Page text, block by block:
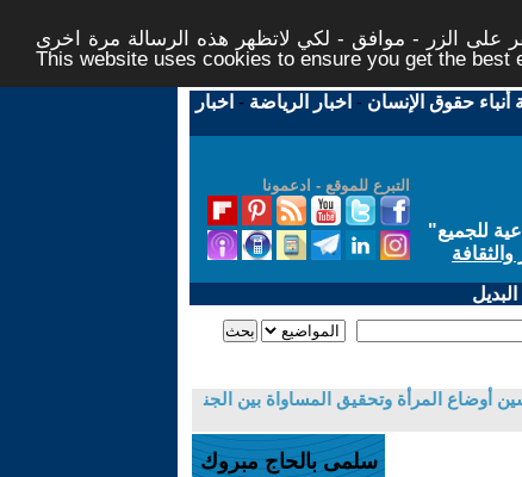
على الزر - موافق - لكي لاتظهر هذه الرسالة مرة اخرى -
This website uses cookies to ensure you get the best
أنباء حقوق الإنسان - اخبار الرياضة - اخبار
التبرع للموقع - ادعمونا
للجميع"
في إصلاح وتحسين أوضاع المرأة وتحقيق المساواة بين الجن
سلمى بالحاج مبروك